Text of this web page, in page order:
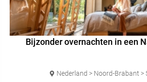
Bijzonder overnachten in een
Nederland > Noord-Brabant >